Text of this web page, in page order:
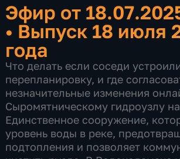
Эфир от
• Выпуск 18 июля
года
Что делать если соседи
перепланировку, и где
незначительные изменения
Сыромятническому гидроузлу
Единственное сооружение,
уровень воды в реке,
подтопления и позволяет